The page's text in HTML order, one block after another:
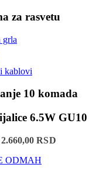
za rasvetu
grla
kablovi
10 komada
6.5W GU10
RSD
ODMAH